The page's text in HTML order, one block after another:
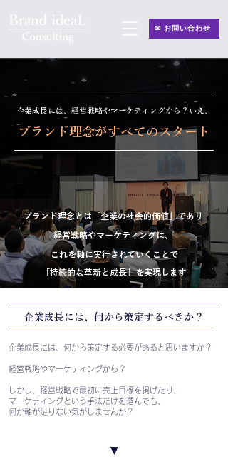
✉ お問い合わせ
企業成長には、経営戦略やマーケティングから？いえ、
ブランド理念がすべてのスタート
ブランド理念とは「企業の社会的価値」であり
経営戦略やマーケティングは、
これを軸に実行されていくことで
「持続的な革新と成長」を実現します
企業成長には、何から策定するべきか？
企業成長には、何から策定する必要があると思いますか？
経営戦略やマーケティングから？
しかし、経営戦略で最初に売上目標を掲げたり、
マーケティングという手法だけを選んでも、
何か軸が足りない気がしませんか？
▼